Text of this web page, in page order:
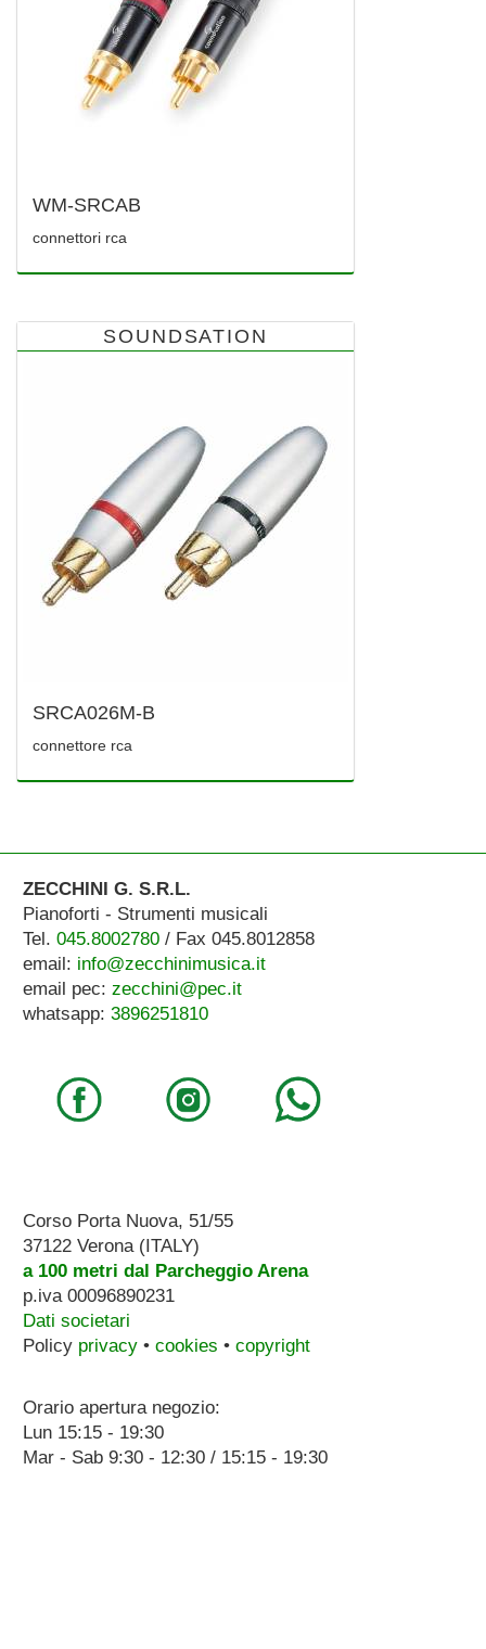
WM-SRCAB
connettori rca
SOUNDSATION
SRCA026M-B
connettore rca
ZECCHINI G. S.R.L.
Pianoforti - Strumenti musicali
Tel. 045.8002780/ Fax 045.8012858
email: info@zecchinimusica.it
email pec: zecchini@pec.it
whatsapp: 3896251810
Corso Porta Nuova, 51/55
37122 Verona (ITALY)
a 100 metri dal Parcheggio Arena
p.iva 00096890231
Dati societari
Policy privacy• cookies • copyright
Orario apertura negozio:
Lun 15:15 - 19:30
Mar - Sab 9:30 - 12:30 / 15:15 - 19:30